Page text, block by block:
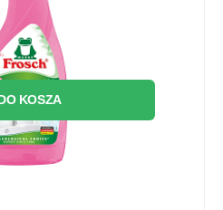
KOSZA
Ulubiony
Porównać